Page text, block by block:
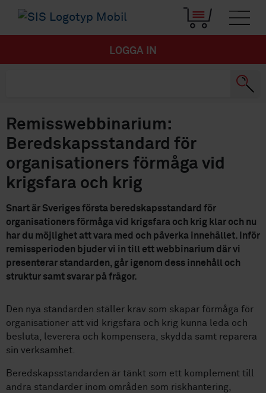
LOGGA IN
Remisswebbinarium:
Beredskapsstandard för
organisationers förmåga vid
krigsfara och krig
Snart är Sveriges första beredskapsstandard för
organisationers förmåga vid krigsfara och krig klar och nu
har du möjlighet att vara med och påverka innehållet. Inför
remissperioden bjuder vi in till ett webbinarium där vi
presenterar standarden, går igenom dess innehåll och
struktur samt svarar på frågor.
Den nya standarden ställer krav som skapar förmåga för
organisationer att vid krigsfara och krig kunna leda och
besluta, leverera och kompensera, skydda samt reparera
sin verksamhet.
Beredskapsstandarden är tänkt som ett komplement till
andra standarder inom områden som riskhantering,